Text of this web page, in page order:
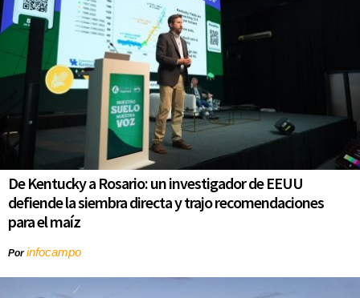
De Kentucky a Rosario: un investigador de EEUU
defiende la siembra directa y trajo recomendaciones
para el maíz
Porinfocampo